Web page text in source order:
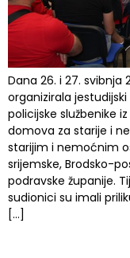
Dana 26. i 27. svibnja
organizirala
policijske službenike
domova za starije i
starijim i nemoćnim
srijemske, Brodsko-
podravske županije.
sudionici su imali
[…]